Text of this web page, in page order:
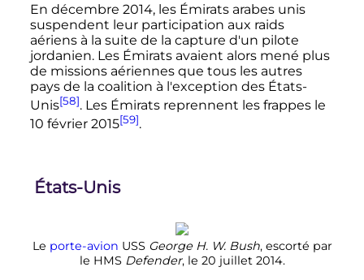
En décembre 2014, les Émirats arabes unis
suspendent leur participation aux raids
aériens à la suite de la capture d'un pilote
jordanien. Les Émirats avaient alors mené plus
de missions aériennes que tous les autres
pays de la coalition à l'exception des États-
Unis[58]. Les Émirats reprennent les frappes le
10 février 2015[59].
États-Unis
Le porte-avion USS George H. W. Bush, escorté par
le HMS Defender, le 20 juillet 2014.